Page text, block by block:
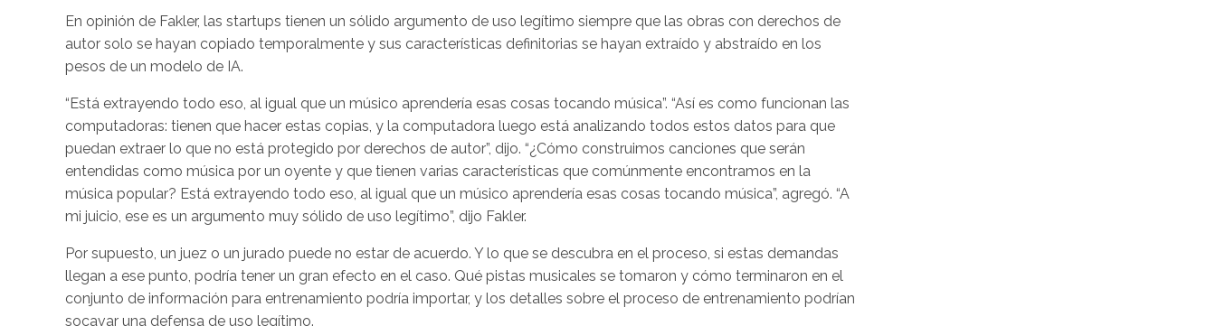
En opinión de Fakler, las startups tienen un sólido argumento de uso legítimo siempre que las obras con derechos de
autor solo se hayan copiado temporalmente y sus características definitorias se hayan extraído y abstraído en los
pesos de un modelo de IA.
“Está extrayendo todo eso, al igual que un músico aprendería esas cosas tocando música”. “Así es como funcionan las
computadoras: tienen que hacer estas copias, y la computadora luego está analizando todos estos datos para que
puedan extraer lo que no está protegido por derechos de autor”, dijo. “¿Cómo construimos canciones que serán
entendidas como música por un oyente y que tienen varias características que comúnmente encontramos en la
música popular? Está extrayendo todo eso, al igual que un músico aprendería esas cosas tocando música”, agregó. “A
mi juicio, ese es un argumento muy sólido de uso legítimo”, dijo Fakler.
Por supuesto, un juez o un jurado puede no estar de acuerdo. Y lo que se descubra en el proceso, si estas demandas
llegan a ese punto, podría tener un gran efecto en el caso. Qué pistas musicales se tomaron y cómo terminaron en el
conjunto de información para entrenamiento podría importar, y los detalles sobre el proceso de entrenamiento podrían
socavar una defensa de uso legítimo.